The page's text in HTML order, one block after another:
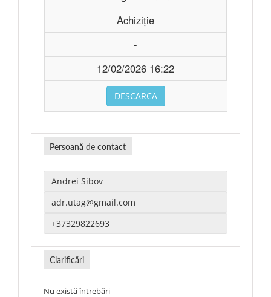
Achiziție
-
12/02/2026 16:22
DESCARCA
Persoană de contact
Clarificări
Nu există întrebări